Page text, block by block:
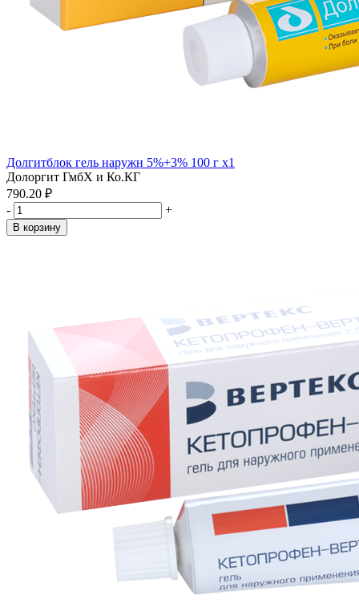
Долгитблок гель наружн 5%+3% 100 г x1
Долоргит ГмбХ и Ко.КГ
790.20 ₽
-
+
В корзину